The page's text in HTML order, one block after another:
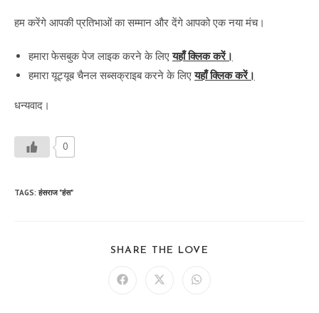
हम करेंगे आपकी प्रतिभाओं का सम्मान और देंगे आपको एक नया मंच।
हमारा फेसबुक पेज लाइक करने के लिएयहाँ क्लिक करें।
हमारा यूट्यूब चैनल सब्सक्राइब करने के लिएयहाँ क्लिक करें।
धन्यवाद।
0
TAGS: हंसराज "हंस"
SHARE THE LOVE
Opens Opens Opens